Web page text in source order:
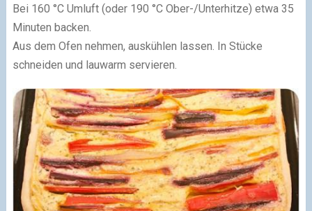
Bei 160 °C Umluft (oder 190 °C Ober-/Unterhitze) etwa 35
Minuten backen.
Aus dem Ofen nehmen, auskühlen lassen. In Stücke
schneiden und lauwarm servieren.